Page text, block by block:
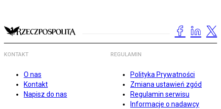
KONTAKT
O nas
Kontakt
Napisz do nas
REGULAMIN
Polityka Prywatności
Zmiana ustawień zgód
Regulamin serwisu
Informacje o nadawcy